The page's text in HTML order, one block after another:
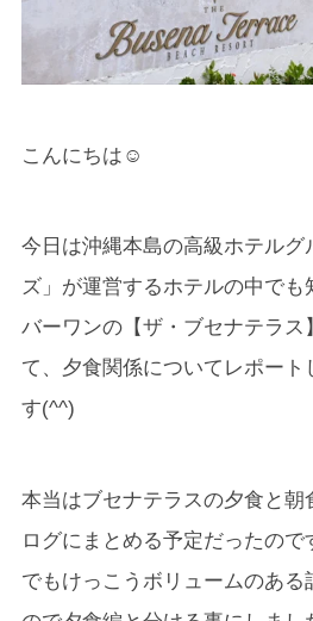
こんにちは☺
今日は沖縄本島の高級ホテルグ
ズ」が運営するホテルの中で
バーワンの【ザ・ブセナテラス
て、夕食関係についてレポート
す(^^)
本当はブセナテラスの夕食と朝
ログにまとめる予定だったの
でもけっこうボリュームのある